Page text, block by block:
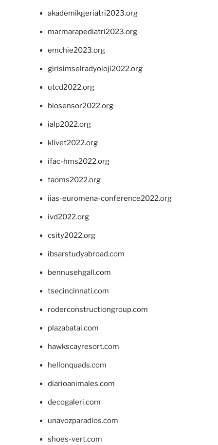
akademikgeriatri2023.org
marmarapediatri2023.org
emchie2023.org
girisimselradyoloji2022.org
utcd2022.org
biosensor2022.org
ialp2022.org
klivet2022.org
ifac-hms2022.org
taoms2022.org
iias-euromena-conference2022.org
ivd2022.org
csity2022.org
ibsarstudyabroad.com
bennusehgall.com
tsecincinnati.com
roderconstructiongroup.com
plazabatai.com
hawkscayresort.com
hellonquads.com
diarioanimales.com
decogaleri.com
unavozparadios.com
shoes-vert.com